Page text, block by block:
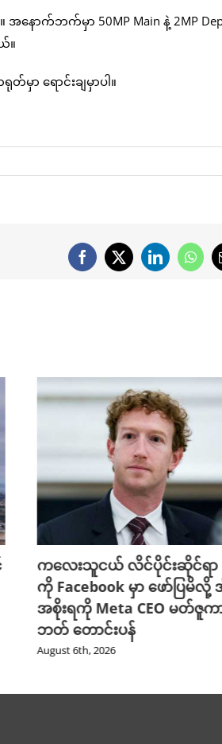
အနောက်ဘက်မှာ 50MP Main နဲ့ 2MP
။
ာ ရောင်းချမှာပါ။
Facebook
X LinkedIn
ကလေးသူငယ် လိင်ပိုင်းဆိုင်ရာ
ကို Facebook မှာ ဖော်ပြမိလို့
အစိုးရကို Meta CEO မတ်ဇူက
ဘတ် တောင်းပန်
August 6th, 2026